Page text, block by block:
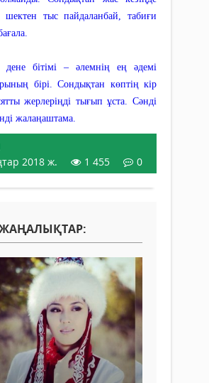
шектен тыс пайдаланбай, табиғи
дене бітімі – әлемнің ең әдемі
бірі. Сондықтан көптің кір
жерлеріңді тығып ұста. Сәнді
жалаңаштама.
2018 ж.
1 455 0